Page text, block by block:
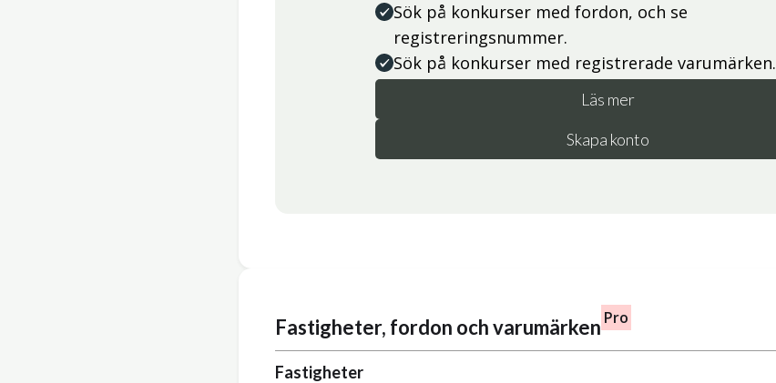
Sök på konkurser med fordon, och se
registreringsnummer.
Sök på konkurser med registrerade varumärken.
Läs mer
Skapa konto
Fastigheter, fordon och varumärken Pro
Fastigheter